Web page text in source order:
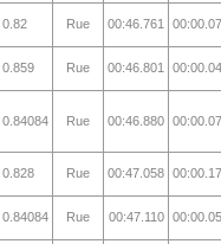
0.82 Rue 00:46.761
0.859 Rue 00:46.801
0.84084 Rue 00:46.880
0.828 Rue 00:47.058
0.84084 Rue 00:47.110